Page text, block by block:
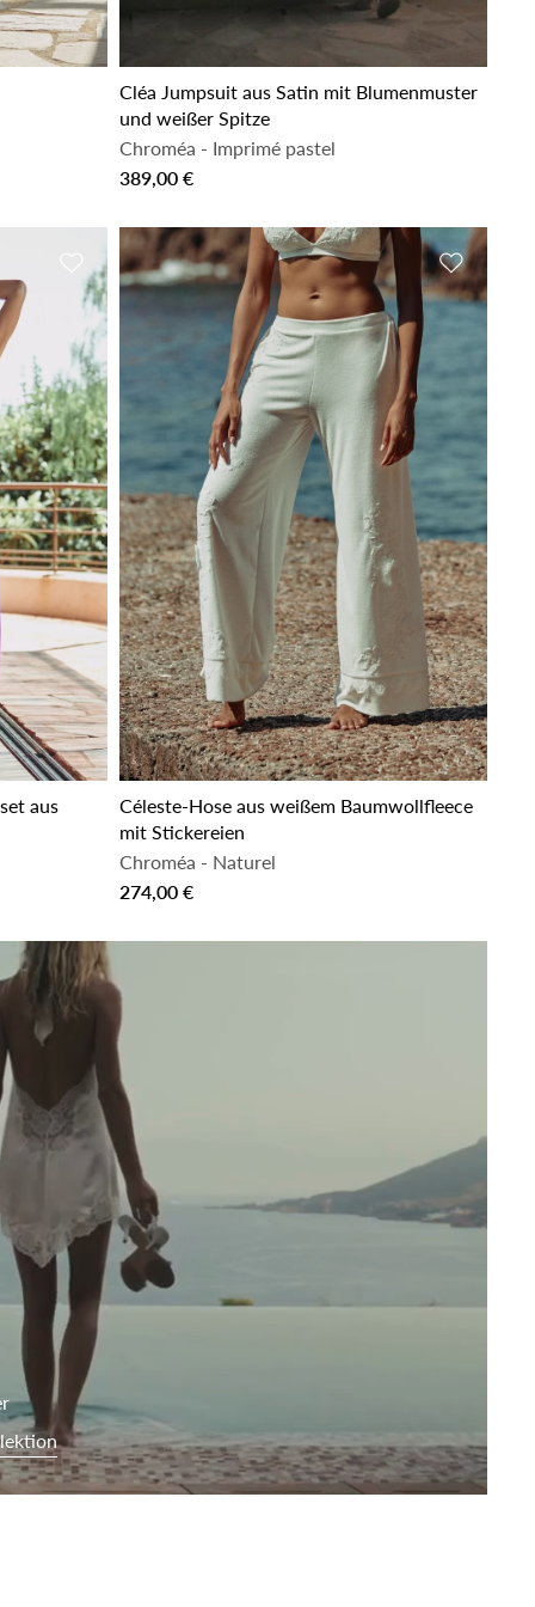
Cléa Jumpsuit aus Satin mit Blumenmuster
und weißer Spitze
Chroméa - Imprimé pastel
389,00 €
Zur Wunschliste hinzufügen
aus
Zur
Céleste-Hose aus weißem Baumwollfleece
mit Stickereien
Chroméa - Naturel
274,00 €